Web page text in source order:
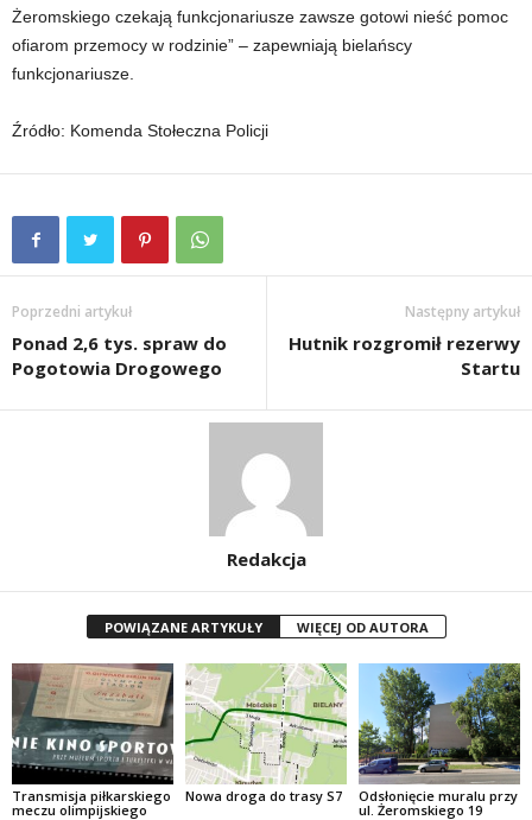
Żeromskiego czekają funkcjonariusze zawsze gotowi nieść pomoc
ofiarom przemocy w rodzinie” – zapewniają bielańscy
funkcjonariusze.
Źródło: Komenda Stołeczna Policji
Poprzedni artykuł
Ponad 2,6 tys. spraw do
Pogotowia Drogowego
Następny artykuł
Hutnik rozgromił rezerwy
Startu
Redakcja
POWIĄZANE ARTYKUŁY WIĘCEJ OD AUTORA
Transmisja piłkarskiego
meczu olimpijskiego
Nowa droga do trasy S7
Odsłonięcie muralu przy
ul. Żeromskiego 19